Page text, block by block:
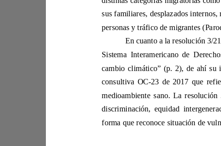
consultiva OC-
forma que recono